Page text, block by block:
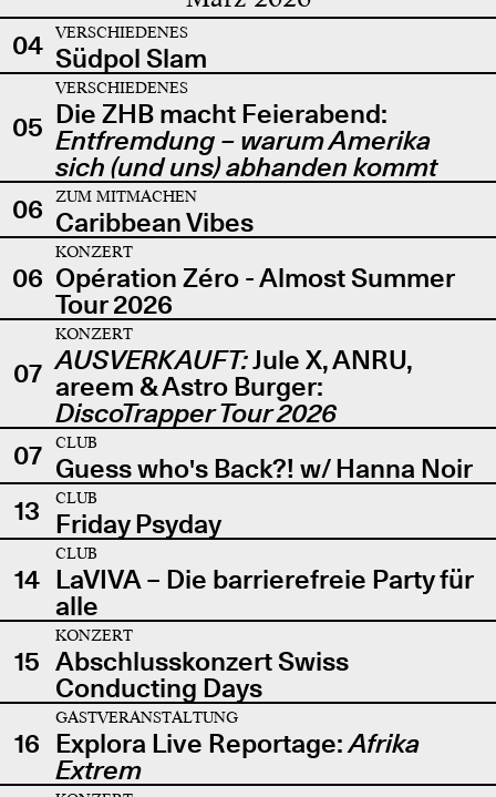
04 VERSCHIEDENES
Südpol Slam
05
VERSCHIEDENES
Die ZHB macht Feierabend:
Entfremdung – warum Amerika
sich (und uns) abhanden kommt
06
ZUM MITMACHEN
Caribbean Vibes
06
KONZERT
Opération Zéro - Almost Summer
Tour 2026
07
KONZERT
AUSVERKAUFT:Jule X, ANRU,
areem & Astro Burger:
DiscoTrapper Tour 2026
07
CLUB
Guess who's Back?! w/ Hanna Noir
13
CLUB
Friday Psyday
14
CLUB
LaVIVA – Die barrierefreie Party für
alle
15
KONZERT
Abschlusskonzert Swiss
Conducting Days
16
GASTVERANSTALTUNG
Explora Live Reportage:Afrika
Extrem